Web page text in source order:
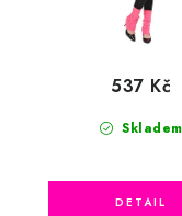
Skladem
537 Kč